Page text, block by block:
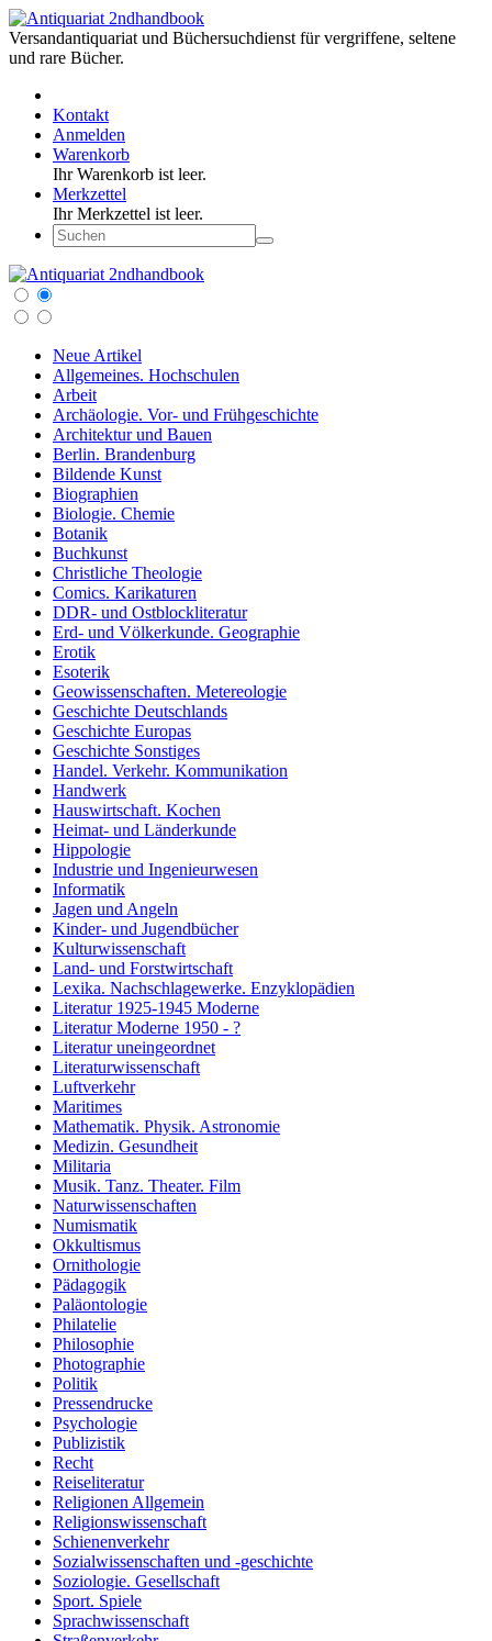
Versandantiquariat und Büchersuchdienst für vergriffene, seltene
und rare Bücher.
Kontakt
Anmelden
Warenkorb
Ihr Warenkorb ist leer.
Merkzettel
Ihr Merkzettel ist leer.
Neue Artikel
Allgemeines. Hochschulen
Arbeit
Archäologie. Vor- und Frühgeschichte
Architektur und Bauen
Berlin. Brandenburg
Bildende Kunst
Biographien
Biologie. Chemie
Botanik
Buchkunst
Christliche Theologie
Comics. Karikaturen
DDR- und Ostblockliteratur
Erd- und Völkerkunde. Geographie
Erotik
Esoterik
Geowissenschaften. Metereologie
Geschichte Deutschlands
Geschichte Europas
Geschichte Sonstiges
Handel. Verkehr. Kommunikation
Handwerk
Hauswirtschaft. Kochen
Heimat- und Länderkunde
Hippologie
Industrie und Ingenieurwesen
Informatik
Jagen und Angeln
Kinder- und Jugendbücher
Kulturwissenschaft
Land- und Forstwirtschaft
Lexika. Nachschlagewerke. Enzyklopädien
Literatur 1925-1945 Moderne
Literatur Moderne 1950 - ?
Literatur uneingeordnet
Literaturwissenschaft
Luftverkehr
Maritimes
Mathematik. Physik. Astronomie
Medizin. Gesundheit
Militaria
Musik. Tanz. Theater. Film
Naturwissenschaften
Numismatik
Okkultismus
Ornithologie
Pädagogik
Paläontologie
Philatelie
Philosophie
Photographie
Politik
Pressendrucke
Psychologie
Publizistik
Recht
Reiseliteratur
Religionen Allgemein
Religionswissenschaft
Schienenverkehr
Sozialwissenschaften und -geschichte
Soziologie. Gesellschaft
Sport. Spiele
Sprachwissenschaft